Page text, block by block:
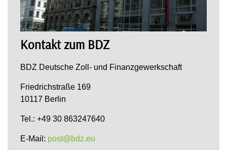
Kontakt zum BDZ
BDZ Deutsche Zoll- und Finanzgewerkschaft
Friedrichstraße 169
10117 Berlin
Tel.: +49 30 863247640
E-Mail: post@bdz.eu